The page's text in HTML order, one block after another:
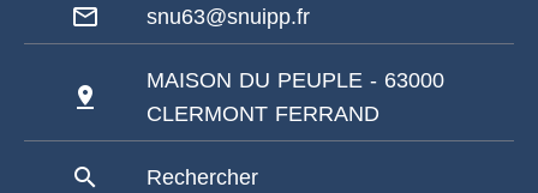
mail_outline snu63@snuipp.fr
pin_drop
MAISON DU PEUPLE - 63000
CLERMONT FERRAND
search Rechercher